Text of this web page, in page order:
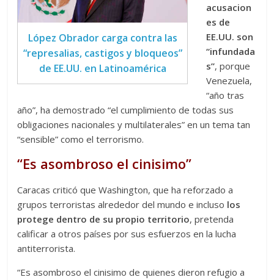
López Obrador carga contra las
“represalias, castigos y bloqueos”
de EE.UU. en Latinoamérica
acusacion
es de
EE.UU. son
“infundada
s”, porque
Venezuela,
“año tras
año”, ha demostrado “el cumplimiento de todas sus
obligaciones nacionales y multilaterales” en un tema tan
“sensible” como el terrorismo.
“Es asombroso el cinisimo”
Caracas criticó que Washington, que ha reforzado a
grupos terroristas alrededor del mundo e incluso los
protege dentro de su propio territorio, pretenda
calificar a otros países por sus esfuerzos en la lucha
antiterrorista.
“Es asombroso el cinisimo de quienes dieron refugio a